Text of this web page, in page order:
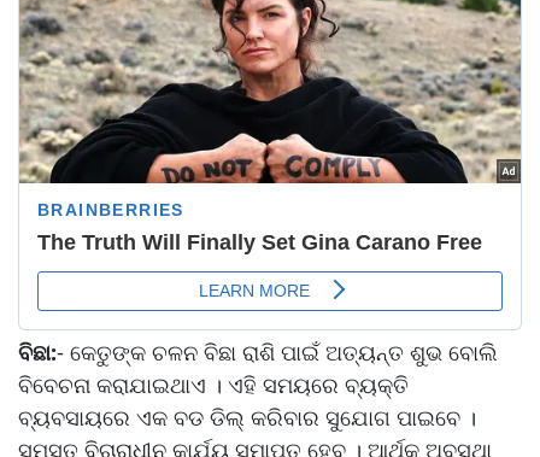
ବିଛା:- କେତୁଙ୍କ ଚଳନ ବିଛା ରାଶି ପାଇଁ ଅତ୍ୟନ୍ତ ଶୁଭ ବୋଲି
ବିବେଚନା କରାଯାଇଥାଏ । ଏହି ସମୟରେ ବ୍ୟକ୍ତି
ବ୍ୟବସାୟରେ ଏକ ବଡ ଡିଲ୍ କରିବାର ସୁଯୋଗ ପାଇବେ ।
ସମସ୍ତ ବିଚାରାଧୀନ କାର୍ଯ୍ୟ ସମାପ୍ତ ହେବ । ଆର୍ଥିକ ଅବସ୍ଥା